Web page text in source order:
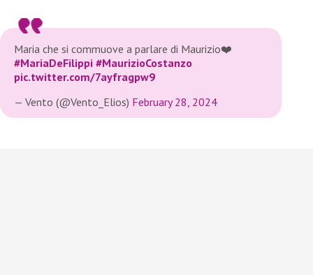
Maria che si commuove a parlare di Maurizio❤️
#MariaDeFilippi #MaurizioCostanzo
pic.twitter.com/7ayfragpw9
— Vento (@Vento_Elios) February 28, 2024